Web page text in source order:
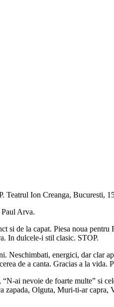
Ion Creanga, Bucuresti,
Arva.
si de la capat. Piesa noua
In dulcele-i stil clasic. STOP.
energici, dar clar
de a canta. Gracias a la vida.
ai nevoie de foarte multe” si
Olguta, Muri-ti-ar